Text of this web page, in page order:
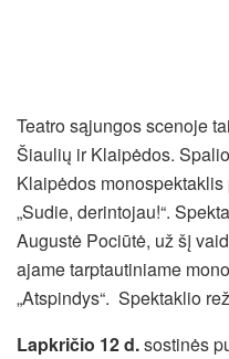
Teatro sąjungos scenoje
Šiaulių ir Klaipėdos.
Klaipėdos
„Sudie, derintojau!“.
Augustė Pociūtė, už šį
ajame tarptautiniame
„Atspindys“. Spektaklio
Lapkričio 12 d.sostinės